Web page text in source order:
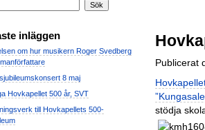
inläggen
om hur musikern Roger Svedberg
8 maj
Hovkapellet 500 år, SVT
till Hovkapellets 500-
Publicerat
stödja